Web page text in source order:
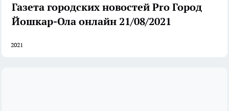
Газета городских новостей Pro Город
Йошкар-Ола онлайн 21/08/2021
2021